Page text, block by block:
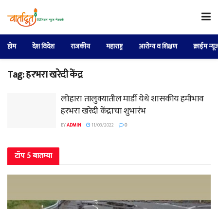
होम देश विदेश राजकीय महाराष्ट्र आरोग्य व शिक्षण क्राईम
Tag:हरभरा खरेदी केंद्र
लोहारा तालुक्यातील मार्डी येथे शासकीय हमीभाव
हरभरा खरेदी केंद्राचा शुभारंभ
BYADMIN 11/03/2022 0
टॉप 5 बातम्या